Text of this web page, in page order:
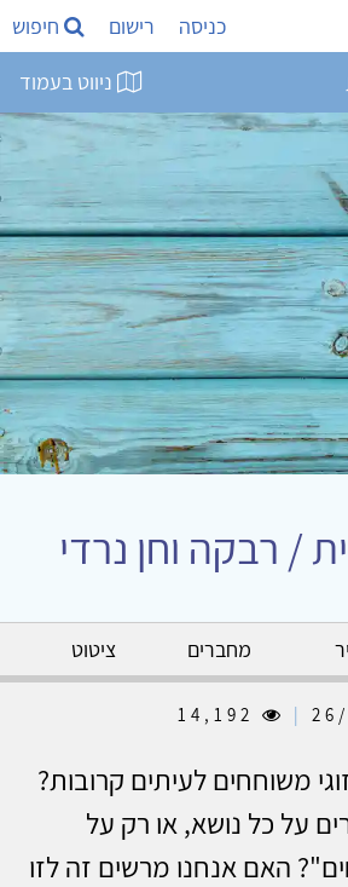
כניסה רישום חיפוש
ניווט בעמוד
/ רבקה וחן נרדי
מחברים ציטוט
|
משוחחים לעיתים קרובות?
על כל נושא, או רק על
האם אנחנו מרשים זה לזו